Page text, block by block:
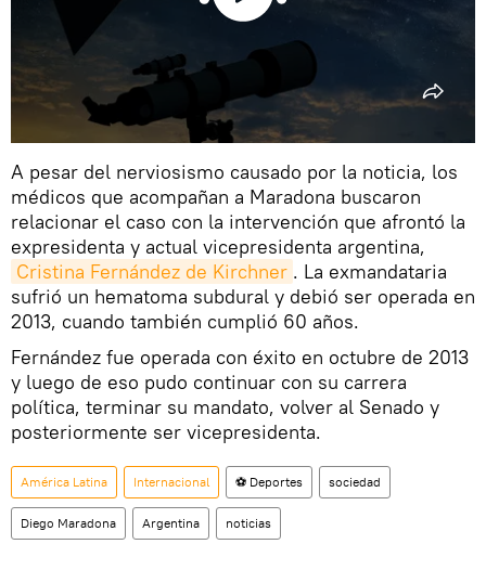
A pesar del nerviosismo causado por la noticia, los
médicos que acompañan a Maradona buscaron
relacionar el caso con la intervención que afrontó la
expresidenta y actual vicepresidenta argentina,
Cristina Fernández de Kirchner . La exmandataria
sufrió un hematoma subdural y debió ser operada en
2013, cuando también cumplió 60 años.
Fernández fue operada con éxito en octubre de 2013
y luego de eso pudo continuar con su carrera
política, terminar su mandato, volver al Senado y
posteriormente ser vicepresidenta.
América Latina Internacional ⚽ Deportes sociedad
Diego Maradona Argentina noticias